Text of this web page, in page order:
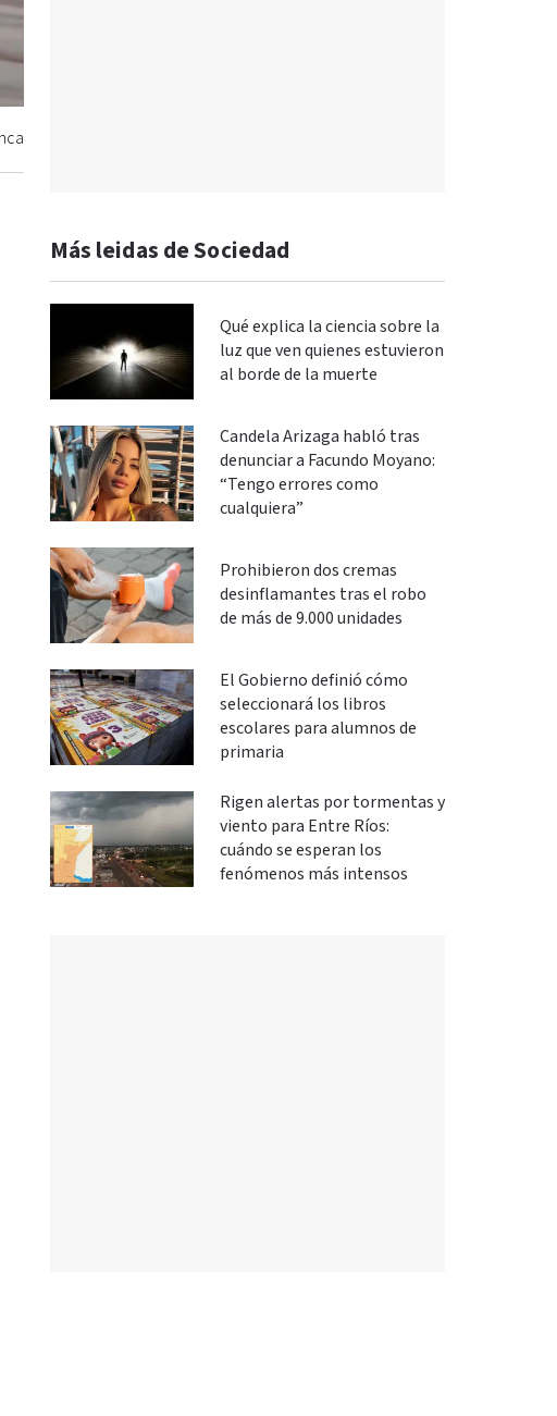
Más leidas de Sociedad
Qué explica la ciencia sobre la
luz que ven quienes estuvieron
al borde de la muerte
Candela Arizaga habló tras
denunciar a Facundo Moyano:
“Tengo errores como
cualquiera”
Prohibieron dos cremas
desinflamantes tras el robo
de más de 9.000 unidades
El Gobierno definió cómo
seleccionará los libros
escolares para alumnos de
primaria
Rigen alertas por tormentas y
viento para Entre Ríos:
cuándo se esperan los
fenómenos más intensos